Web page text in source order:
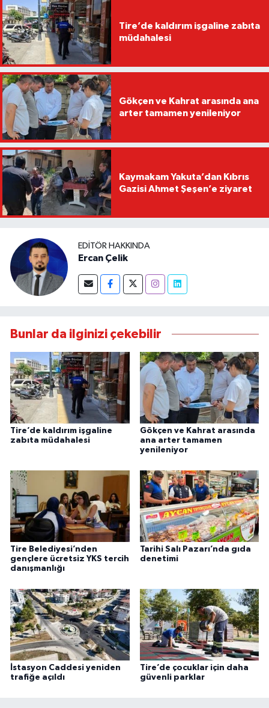
Tire’de kaldırım işgaline zabıta
müdahalesi
Gökçen ve Kahrat arasında ana
arter tamamen yenileniyor
Kaymakam Yakuta’dan Kıbrıs
Gazisi Ahmet Şeşen’e ziyaret
EDITÖR HAKKINDA
Ercan Çelik
Bunlar da ilginizi çekebilir
Tire’de kaldırım işgaline
zabıta müdahalesi
Gökçen ve Kahrat arasında
ana arter tamamen
yenileniyor
Tire Belediyesi’nden
gençlere ücretsiz YKS tercih
danışmanlığı
Tarihi Salı Pazarı’nda gıda
denetimi
İstasyon Caddesi yeniden
trafiğe açıldı
Tire’de çocuklar için daha
güvenli parklar